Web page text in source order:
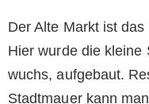
Der Alte Markt ist
Hier wurde die kleine
wuchs, aufgebaut.
Stadtmauer kann